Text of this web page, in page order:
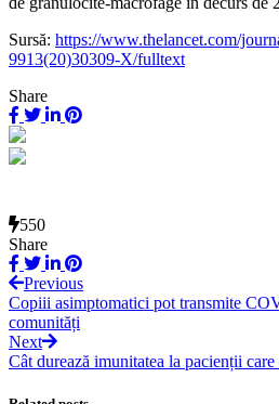
Sursă: https://www.thelancet.com/
9913(20)30309-X/fulltext
Share
550
Share
Previous
Copiii asimptomatici pot transmite
comunități
Next
Cât durează imunitatea la pacienții